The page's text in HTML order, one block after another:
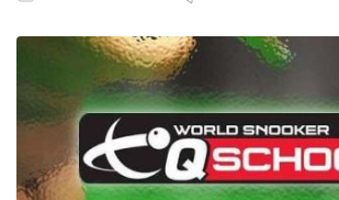
разыграно восемь карт World Snooker
Мэйн Туре на […]